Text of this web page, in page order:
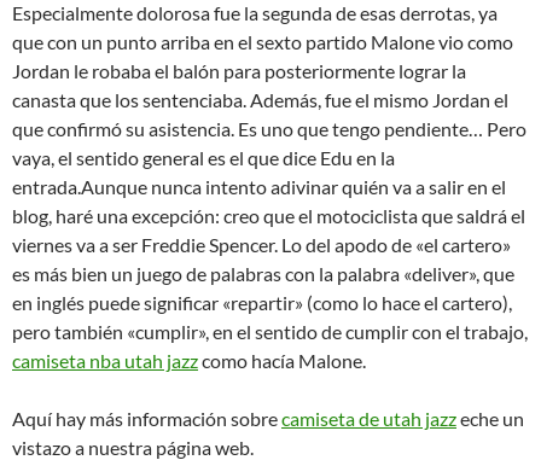
Especialmente dolorosa fue la segunda de esas derrotas, ya
que con un punto arriba en el sexto partido Malone vio como
Jordan le robaba el balón para posteriormente lograr la
canasta que los sentenciaba. Además, fue el mismo Jordan el
que confirmó su asistencia. Es uno que tengo pendiente… Pero
vaya, el sentido general es el que dice Edu en la
entrada.Aunque nunca intento adivinar quién va a salir en el
blog, haré una excepción: creo que el motociclista que saldrá el
viernes va a ser Freddie Spencer. Lo del apodo de «el cartero»
es más bien un juego de palabras con la palabra «deliver», que
en inglés puede significar «repartir» (como lo hace el cartero),
pero también «cumplir», en el sentido de cumplir con el trabajo,
camiseta nba utah jazzcomo hacía Malone.
Aquí hay más información sobrecamiseta de utah jazzeche un
vistazo a nuestra página web.